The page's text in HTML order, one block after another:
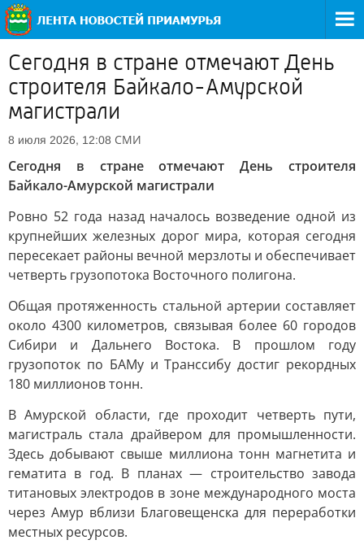
Сегодня в стране отмечают День
строителя Байкало-Амурской
магистрали
8 июля 2026, 12:08 СМИ
Сегодня в стране отмечают День строителя
Байкало-Амурской магистрали
Ровно 52 года назад началось возведение одной из
крупнейших железных дорог мира, которая сегодня
пересекает районы вечной мерзлоты и обеспечивает
четверть грузопотока Восточного полигона.
Общая протяженность стальной артерии составляет
около 4300 километров, связывая более 60 городов
Сибири и Дальнего Востока. В прошлом году
грузопоток по БАМу и Транссибу достиг рекордных
180 миллионов тонн.
В Амурской области, где проходит четверть пути,
магистраль стала драйвером для промышленности.
Здесь добывают свыше миллиона тонн магнетита и
гематита в год. В планах — строительство завода
титановых электродов в зоне международного моста
через Амур вблизи Благовещенска для переработки
местных ресурсов.